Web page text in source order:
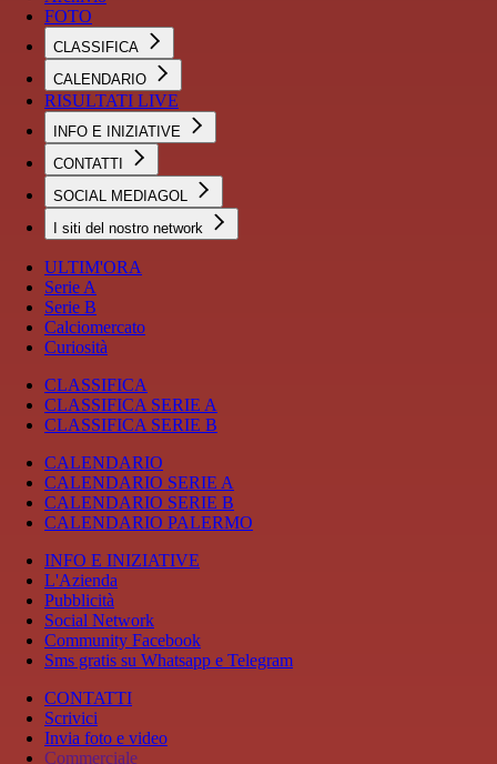
FOTO
CLASSIFICA
CALENDARIO
RISULTATI LIVE
INFO E INIZIATIVE
CONTATTI
SOCIAL MEDIAGOL
I siti del nostro network
ULTIM'ORA
Serie A
Serie B
Calciomercato
Curiosità
CLASSIFICA
CLASSIFICA SERIE A
CLASSIFICA SERIE B
CALENDARIO
CALENDARIO SERIE A
CALENDARIO SERIE B
CALENDARIO PALERMO
INFO E INIZIATIVE
L'Azienda
Pubblicità
Social Network
Community Facebook
Sms gratis su Whatsapp e Telegram
CONTATTI
Scrivici
Invia foto e video
Commerciale